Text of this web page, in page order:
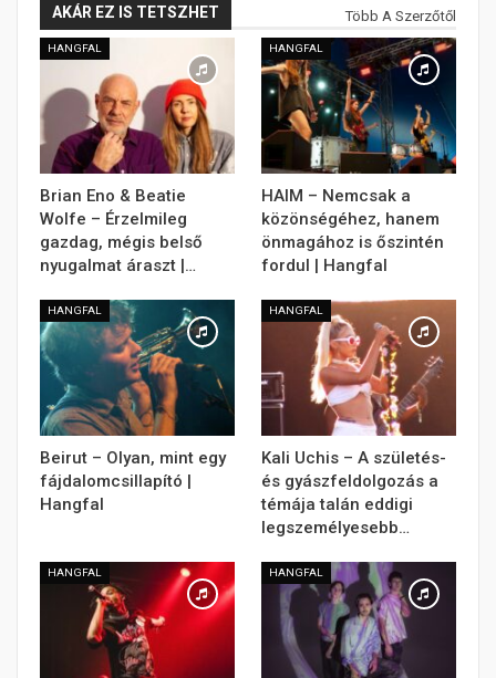
AKÁR EZ IS TETSZHET Több A Szerzőtől
HANGFAL
Brian Eno & Beatie
Wolfe – Érzelmileg
gazdag, mégis belső
nyugalmat áraszt |…
HANGFAL
HAIM – Nemcsak a
közönségéhez, hanem
önmagához is őszintén
fordul | Hangfal
HANGFAL
Beirut – Olyan, mint egy
fájdalomcsillapító |
Hangfal
HANGFAL
Kali Uchis – A születés-
és gyászfeldolgozás a
témája talán eddigi
legszemélyesebb…
HANGFAL HANGFAL